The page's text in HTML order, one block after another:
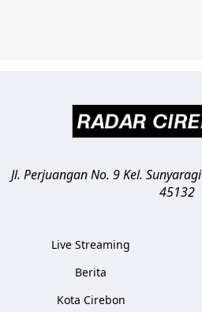
Jl. Perjuangan No. 9 Kel. Sunyaragi
45132
Live Streaming
Berita
Kota Cirebon